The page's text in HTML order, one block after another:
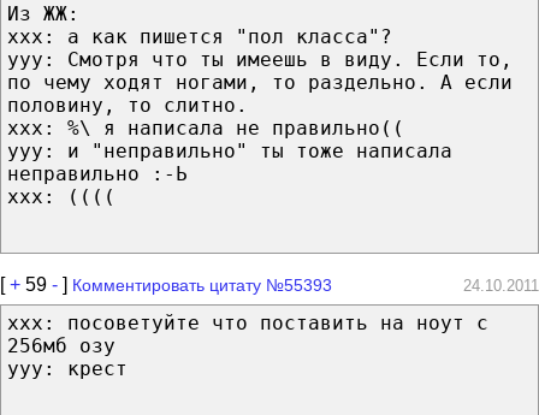
Из ЖЖ:
xxx: а как пишется "пол класса"?
yyy: Смотря что ты имеешь в виду. Если то,
по чему ходят ногами, то раздельно. А если
половину, то слитно.
xxx: %\ я написала не правильно((
yyy: и "неправильно" ты тоже написала
неправильно :-Ь
xxx: ((((
[+ 59 - ] Комментировать цитату №55393 24.10.2011
xxx: посоветуйте что поставить на ноут с
256мб озу
yyy: крест